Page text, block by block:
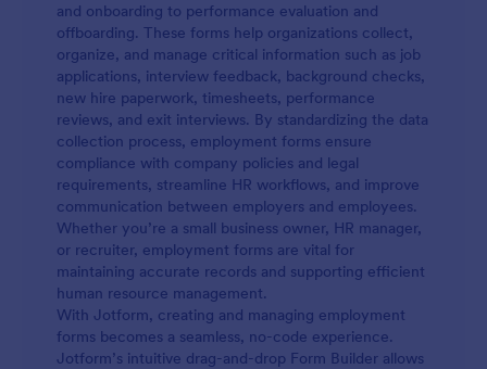
and onboarding to performance evaluation and
offboarding. These forms help organizations collect,
organize, and manage critical information such as job
applications, interview feedback, background checks,
new hire paperwork, timesheets, performance
reviews, and exit interviews. By standardizing the data
collection process, employment forms ensure
compliance with company policies and legal
requirements, streamline HR workflows, and improve
communication between employers and employees.
Whether you’re a small business owner, HR manager,
or recruiter, employment forms are vital for
maintaining accurate records and supporting efficient
human resource management.
With Jotform, creating and managing employment
forms becomes a seamless, no-code experience.
Jotform’s intuitive drag-and-drop Form Builder allows